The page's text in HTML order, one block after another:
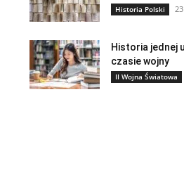
Historia Polski
Historia jednej
czasie wojny
II Wojna Światowa